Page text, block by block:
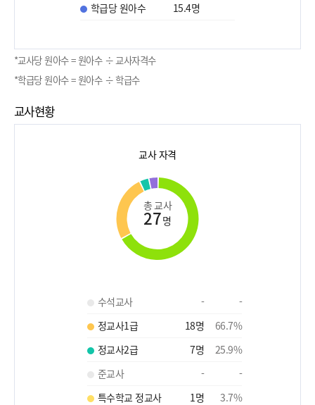
학급당 원아수
15.4명
*교사당 원아수 = 원아수 ÷ 교사자격수
*학급당 원아수 = 원아수 ÷ 학급수
교사현황
교사 자격
총 교사
27명
수석교사 -
-
정교사1급
18명 66.7%
정교사2급
7명 25.9%
준교사
-
-
특수학교 정교사
1명 3.7%